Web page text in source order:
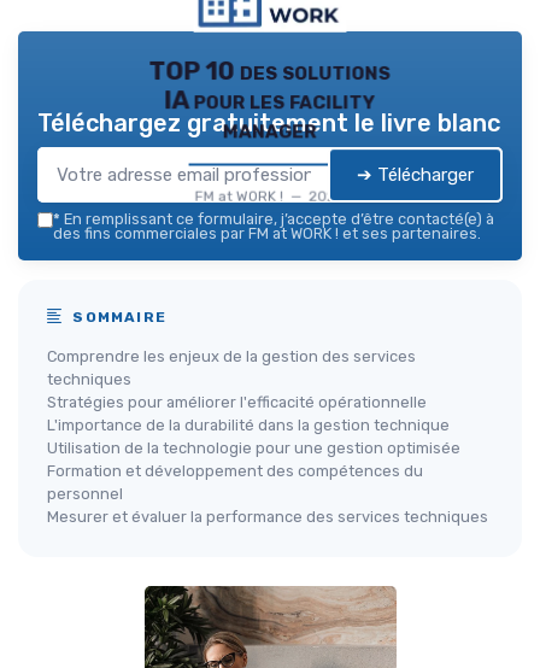
TOP 10 des solutions
IA pour les facility
manager
FM at WORK ! — 2026
Téléchargez gratuitement le livre blanc
➔ Télécharger
* En remplissant ce formulaire, j’accepte d’être contacté(e) à
des fins commerciales par FM at WORK ! et ses partenaires.
SOMMAIRE
Comprendre les enjeux de la gestion des services
techniques
Stratégies pour améliorer l'efficacité opérationnelle
L'importance de la durabilité dans la gestion technique
Utilisation de la technologie pour une gestion optimisée
Formation et développement des compétences du
personnel
Mesurer et évaluer la performance des services techniques